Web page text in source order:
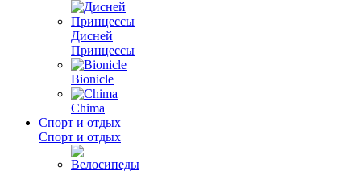
Дисней
Принцессы
Bionicle
Chima
Спорт и отдых
Спорт и отдых